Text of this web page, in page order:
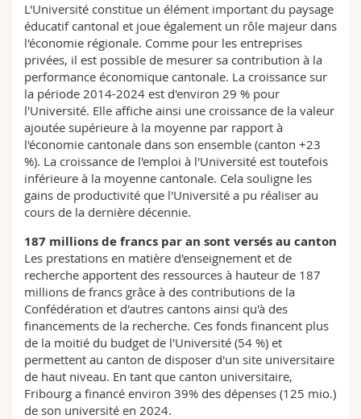
L'Université constitue un élément important du paysage
éducatif cantonal et joue également un rôle majeur dans
l'économie régionale. Comme pour les entreprises
privées, il est possible de mesurer sa contribution à la
performance économique cantonale. La croissance sur
la période 2014-2024 est d'environ 29 % pour
l'Université. Elle affiche ainsi une croissance de la valeur
ajoutée supérieure à la moyenne par rapport à
l'économie cantonale dans son ensemble (canton +23
%). La croissance de l'emploi à l'Université est toutefois
inférieure à la moyenne cantonale. Cela souligne les
gains de productivité que l'Université a pu réaliser au
cours de la dernière décennie.
187 millions de francs par an sont versés au canton
Les prestations en matière d'enseignement et de
recherche apportent des ressources à hauteur de 187
millions de francs grâce à des contributions de la
Confédération et d'autres cantons ainsi qu'à des
financements de la recherche. Ces fonds financent plus
de la moitié du budget de l'Université (54 %) et
permettent au canton de disposer d'un site universitaire
de haut niveau. En tant que canton universitaire,
Fribourg a financé environ 39% des dépenses (125 mio.)
de son université en 2024.